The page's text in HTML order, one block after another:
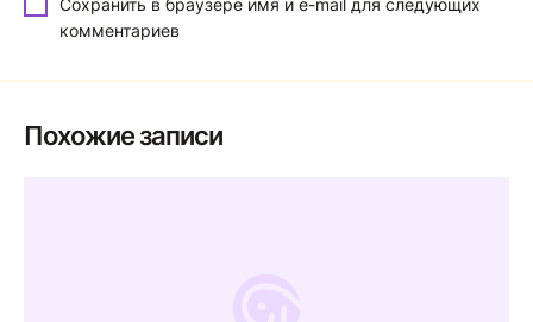
Сохранить в браузере имя и e-mail для следующих
комментариев
Похожие записи